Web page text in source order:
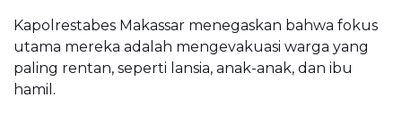
Kapolrestabes Makassar menegaskan bahwa fokus
utama mereka adalah mengevakuasi warga yang
paling rentan, seperti lansia, anak-anak, dan ibu
hamil.